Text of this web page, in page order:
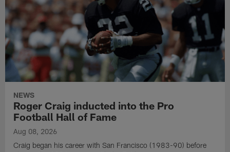
NEWS
Roger Craig inducted into the Pro
Football Hall of Fame
Aug 08, 2026
Craig began his career with San Francisco (1983-90) before